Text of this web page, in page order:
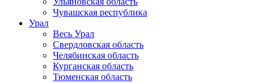
Чувашская республика
Урал
Весь Урал
Свердловская область
Челябинская область
Курганская область
Тюменская область